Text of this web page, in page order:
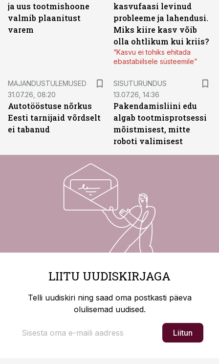
ja uus tootmishoone
valmib plaanitust
varem
kasvufaasi levinud
probleeme ja lahendusi.
Miks kiire kasv võib
olla ohtlikum kui kriis?
“Kasvu ei tohiks ehitada
ebastabiilsele süsteemile”
MAJANDUSTULEMUSED
31.07.26, 08:20
Autotööstuse nõrkus
Eesti tarnijaid võrdselt
ei tabanud
SISUTURUNDUS
13.07.26, 14:36
Pakendamisliini edu
algab tootmisprotsessi
mõistmisest, mitte
roboti valimisest
LIITU UUDISKIRJAGA
Telli uudiskiri ning saad oma postkasti päeva
olulisemad uudised.
Liitun